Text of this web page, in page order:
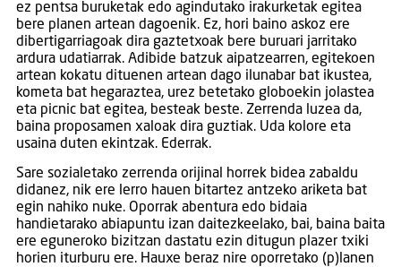
ez pentsa buruketak edo agindutako irakurketak egitea
bere planen artean dagoenik. Ez, hori baino askoz ere
dibertigarriagoak dira gaztetxoak bere buruari jarritako
ardura udatiarrak. Adibide batzuk aipatzearren, egitekoen
artean kokatu dituenen artean dago ilunabar bat ikustea,
kometa bat hegaraztea, urez betetako globoekin jolastea
eta picnic bat egitea, besteak beste. Zerrenda luzea da,
baina proposamen xaloak dira guztiak. Uda kolore eta
usaina duten ekintzak. Ederrak.
Sare sozialetako zerrenda orijinal horrek bidea zabaldu
didanez, nik ere lerro hauen bitartez antzeko ariketa bat
egin nahiko nuke. Oporrak abentura edo bidaia
handietarako abiapuntu izan daitezkeelako, bai, baina baita
ere eguneroko bizitzan dastatu ezin ditugun plazer txiki
horien iturburu ere. Hauxe beraz nire oporretako (p)lanen